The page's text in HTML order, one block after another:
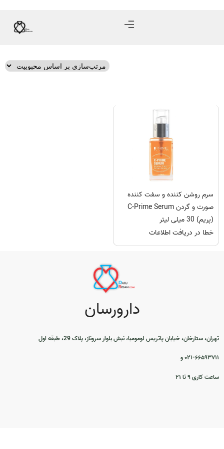
سرم روشن کننده و سفت کننده
صورت و گردن C-Prime Serum
(پریم) 30 میلی لیتر
خطا در دریافت اطلاعات
دارورسان
تهران، ستارخان، خیابان پاتریس لومومبا، نبش بلوار سروناز، پلاک 29، طبقه اول
۰۲۱-۶۶۵۹۳۷۱۱ و
ساعت کاری ۹ تا ۲۱